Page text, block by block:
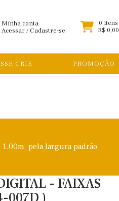
Minha conta
Acessar/Cadastre-se
0 Itens
R$ 0,00
CRIE PROMOÇÃO
1,00m pela largura padrão
- FAIXAS